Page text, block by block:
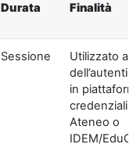
Durata Finalità
Sessione
Utilizzato ai
in
credenziali di
Ateneo o
IDEM/